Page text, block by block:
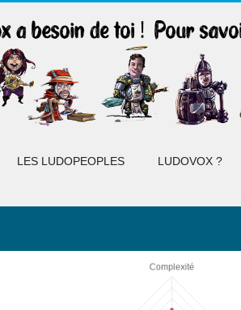
LES LUDOPEOPLES LUDOVOX ?